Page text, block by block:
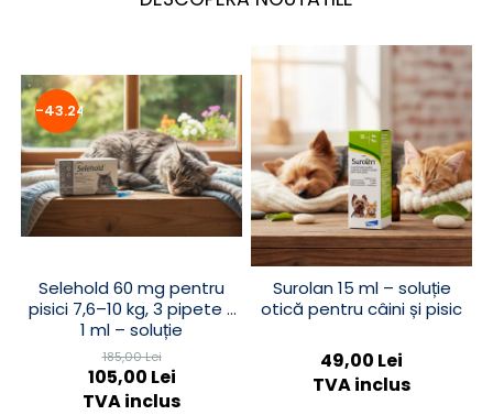
-43.24%
Selehold 60 mg pentru
pisici 7,6–10 kg, 3 pipete x
1 ml – soluție
antiparazitară spot-on
185,00 Lei
105,00 Lei
TVA inclus
Surolan 15 ml – soluție
otică pentru câini și pisic
49,00 Lei
TVA inclus